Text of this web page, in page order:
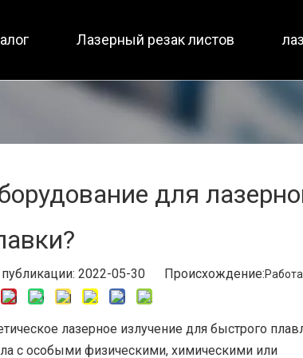
Лазерный резак листов
для
2022-05-30 Происхождение:
лазерное излучение для быстрого
с особыми физическими, химическими или